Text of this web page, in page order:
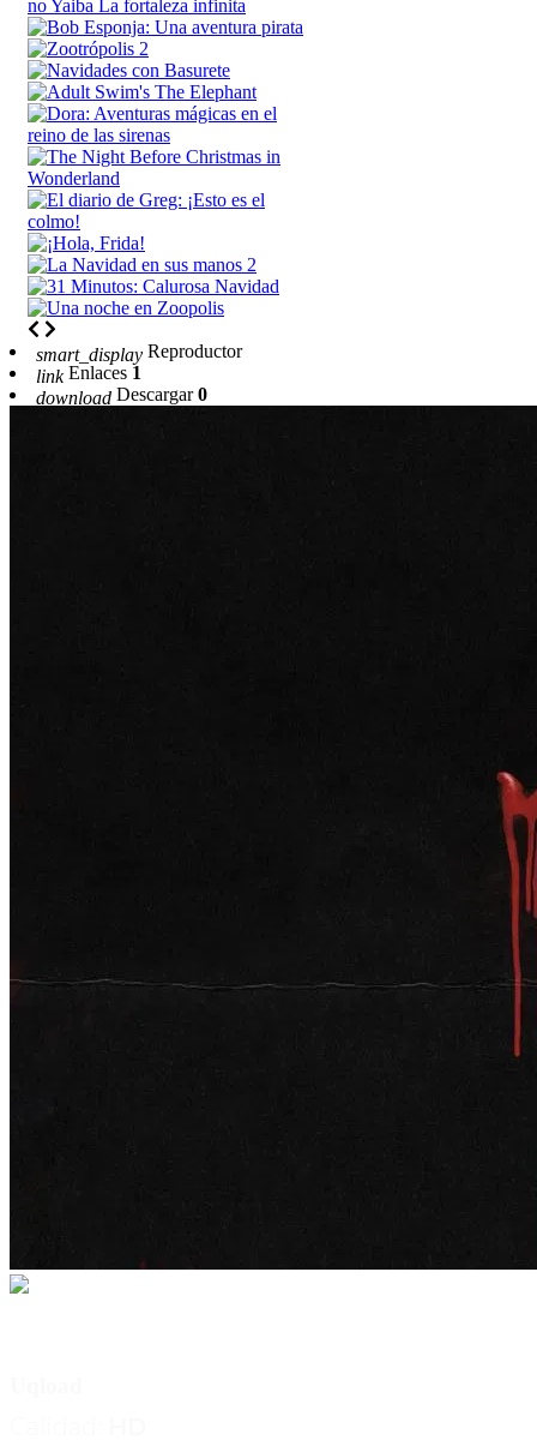
smart_display Reproductor
linkEnlaces 1
download Descargar0